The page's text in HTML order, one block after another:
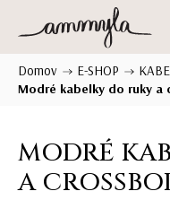
Domov / E-SHOP /
Modré kabelky do ruky a
MODRÉ
A